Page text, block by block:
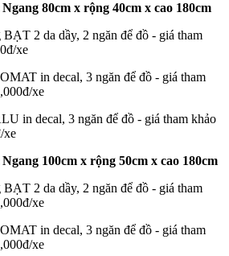
80cm x rộng 40cm x cao 180cm
2 da dầy, 2 ngăn để đồ - giá tham
xe
in decal, 3 ngăn để đồ - giá tham
xe
in decal, 3 ngăn để đồ - giá tham khảo
xe
100cm x rộng 50cm x cao 180cm
2 da dầy, 2 ngăn để đồ - giá tham
xe
in decal, 3 ngăn để đồ - giá tham
xe